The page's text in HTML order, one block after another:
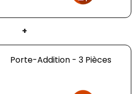
+
Porte-Addition - 3 Pièces